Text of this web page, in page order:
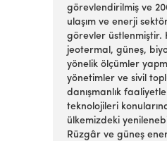
görevlendirilmiş ve
ulaşım ve enerji
görevler üstlenmiştir.
jeotermal, güneş,
yönelik ölçümler
yönetimler ve sivil
danışmanlık
teknolojileri
ülkemizdeki
Rüzgâr ve güneş